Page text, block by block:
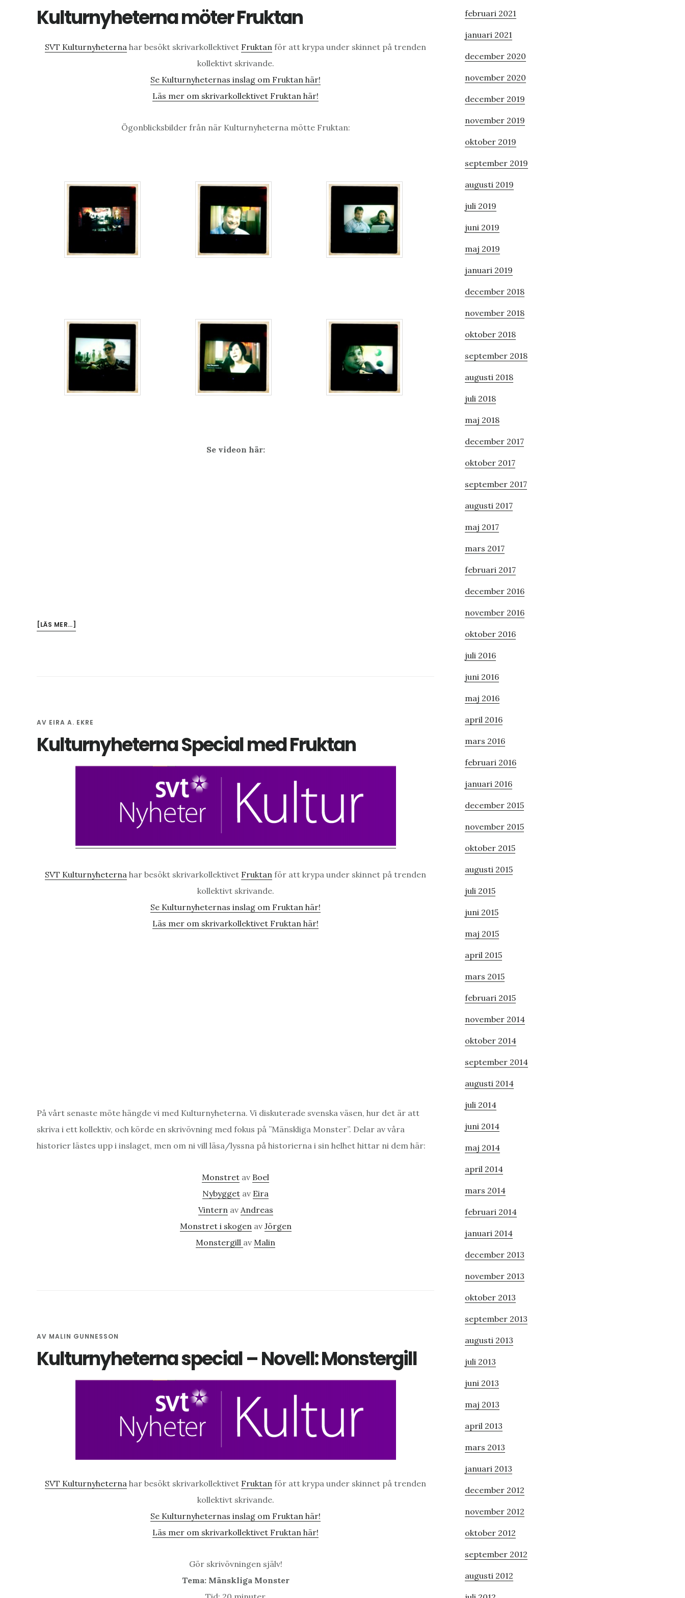
Kulturnyheterna möter Fruktan
SVT Kulturnyheterna har besökt skrivarkollektivet Fruktan för att krypa under skinnet på trenden
kollektivt skrivande.
Se Kulturnyheternas inslag om Fruktan här!
Läs mer om skrivarkollektivet Fruktan här!
Ögonblicksbilder från när Kulturnyheterna mötte Fruktan:
Se videon här:
[LÄS MER…]
AV EIRA A. EKRE
Kulturnyheterna Special med Fruktan
SVT Kulturnyheterna har besökt skrivarkollektivet Fruktan för att krypa under skinnet på trenden
kollektivt skrivande.
Se Kulturnyheternas inslag om Fruktan här!
Läs mer om skrivarkollektivet Fruktan här!
På vårt senaste möte hängde vi med Kulturnyheterna. Vi diskuterade svenska väsen, hur det är att
skriva i ett kollektiv, och körde en skrivövning med fokus på ”Mänskliga Monster”. Delar av våra
historier lästes upp i inslaget, men om ni vill läsa/lyssna på historierna i sin helhet hittar ni dem här:
Monstret av Boel
Nybygget av Eira
Vinternav Andreas
Monstret i skogenav Jörgen
Monstergill av Malin
AV MALIN GUNNESSON
Kulturnyheterna special – Novell: Monstergill
SVT Kulturnyheterna har besökt skrivarkollektivet Fruktan för att krypa under skinnet på trenden
kollektivt skrivande.
Se Kulturnyheternas inslag om Fruktan här!
Läs mer om skrivarkollektivet Fruktan här!
Gör skrivövningen själv!
Tema: Mänskliga Monster
februari 2021
januari 2021
december 2020
november 2020
december 2019
november 2019
oktober 2019
september 2019
augusti 2019
juli 2019
juni 2019
maj 2019
januari 2019
december 2018
november 2018
oktober 2018
september 2018
augusti 2018
juli 2018
maj 2018
december 2017
oktober 2017
september 2017
augusti 2017
maj 2017
mars 2017
februari 2017
december 2016
november 2016
oktober 2016
juli 2016
juni 2016
maj 2016
april 2016
mars 2016
februari 2016
januari 2016
december 2015
november 2015
oktober 2015
augusti 2015
juli 2015
juni 2015
maj 2015
april 2015
mars 2015
februari 2015
november 2014
oktober 2014
september 2014
augusti 2014
juli 2014
juni 2014
maj 2014
april 2014
mars 2014
februari 2014
januari 2014
december 2013
november 2013
oktober 2013
september 2013
augusti 2013
juli 2013
juni 2013
maj 2013
april 2013
mars 2013
januari 2013
december 2012
november 2012
oktober 2012
september 2012
augusti 2012